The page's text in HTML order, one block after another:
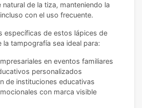
de la tiza, manteniendo la
con el uso frecuente.
específicas de estos lápices de
la tampografía sea ideal para:
en eventos familiares
personalizados
de instituciones educativas
con marca visible